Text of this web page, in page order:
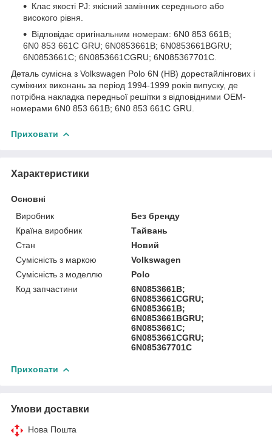
Клас якості PJ: якісний замінник середнього або
високого рівня.
Відповідає оригінальним номерам: 6N0 853 661B;
6N0 853 661C GRU; 6N0853661B; 6N0853661BGRU;
6N0853661C; 6N0853661CGRU; 6N085367701C.
Деталь сумісна з Volkswagen Polo 6N (HB) дорестайлінгових і
суміжних виконань за період 1994-1999 років випуску, де
потрібна накладка передньої решітки з відповідними OEM-
номерами 6N0 853 661B; 6N0 853 661C GRU.
Приховати
Характеристики
Основні
Виробник
Без бренду
Країна виробник
Тайвань
Стан
Новий
Сумісність з маркою
Volkswagen
Сумісність з моделлю
Polo
Код запчастини
6N0853661B;
6N0853661CGRU;
6N0853661B;
6N0853661BGRU;
6N0853661C;
6N0853661CGRU;
6N085367701C
Приховати
Умови доставки
Нова Пошта